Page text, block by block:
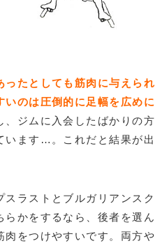
ったとしても筋肉に与えられ
のは圧倒的に足幅を広めに
、ジムに入会したばかりの方
います…。これだと結果が出
ラストとブルガリアンスク
らかをするなら、後者を選ん
肉をつけやすいです。両方や